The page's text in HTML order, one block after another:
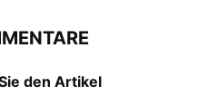
den Artikel